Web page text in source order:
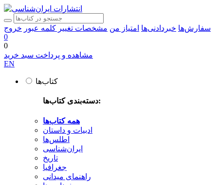
سفارش‌ها خبردادنی‌ها امتیاز من مشخصات تغییر کلمه عبور خروج
0
0
مشاهده و پرداخت سبد خرید
EN
کتاب‌ها
دسته‌بندی کتاب‌ها:
همه کتاب‌ها
ادبیات و داستان
اطلس‌ها
ایران‌شناسی
تاریخ
جغرافیا
راهنمای میدانی